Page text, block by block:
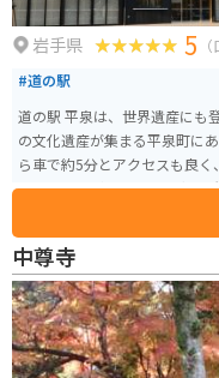
岩手県 5
#道の駅
道の駅 平泉は、世界遺産にも
の文化遺産が集まる平泉町にある道の駅です。 東
ら車で約5分とアクセスも良く
野菜や果物が並ぶ農産物直売
品を扱う物産館、平泉の郷土
す。 バイクで訪れる場合、広
泉は、金色堂で有名な中尊寺
的な建造物や庭園が多く残さ
窟など、見どころもたくさん
郷土料理もおすすめです。 平
光地です。
中尊寺